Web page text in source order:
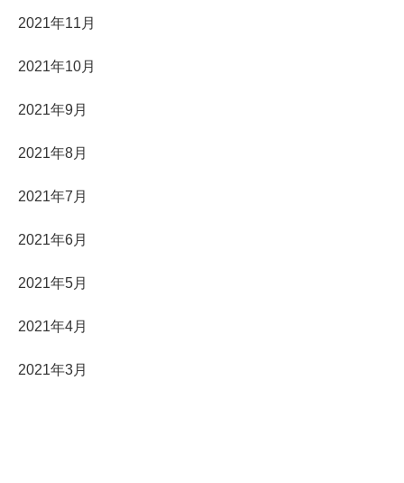
2021年11月
2021年10月
2021年9月
2021年8月
2021年7月
2021年6月
2021年5月
2021年4月
2021年3月